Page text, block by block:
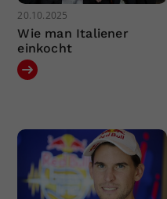
20.10.2025
Wie man Italiener
einkocht